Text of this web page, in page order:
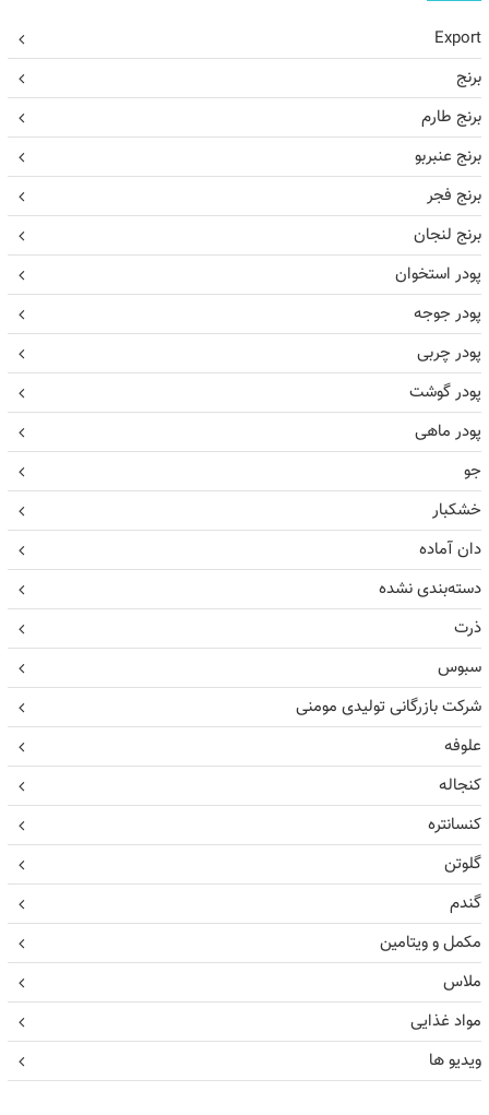
Export
برنج
برنج طارم
برنج عنبربو
برنج فجر
برنج لنجان
پودر استخوان
پودر جوجه
پودر چربی
پودر گوشت
پودر ماهی
جو
خشکبار
دان آماده
دسته‌بندی نشده
ذرت
سبوس
شرکت بازرگانی تولیدی مومنی
علوفه
کنجاله
کنسانتره
گلوتن
گندم
مکمل و ویتامین
ملاس
مواد غذایی
ویدیو ها